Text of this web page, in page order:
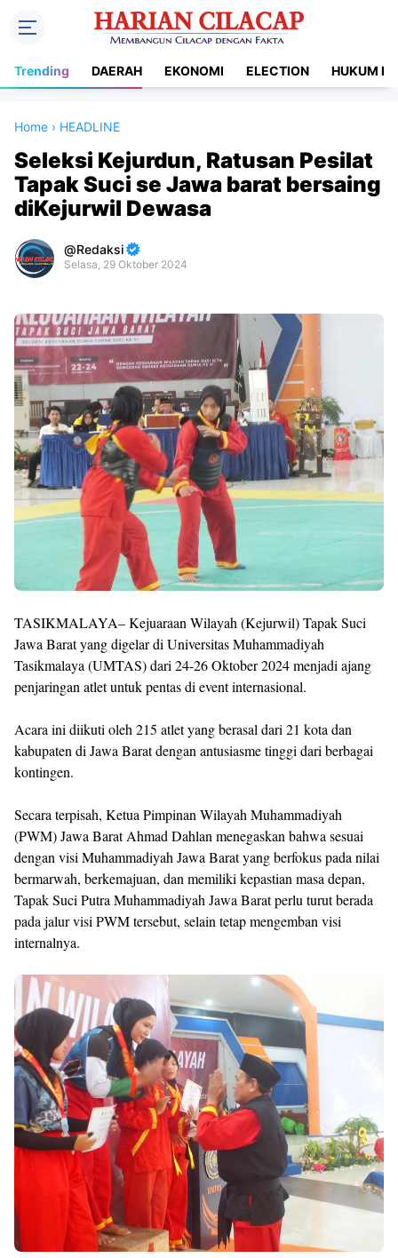
Trending DAERAH EKONOMI ELECTION HUKUM
Home › HEADLINE
Seleksi Kejurdun, Ratusan Pesilat
Tapak Suci se Jawa barat bersaing
diKejurwil Dewasa
Redaksi
Selasa, 29 Oktober 2024
By
Raushan
Design
With
Shroff
Templates
TASIKMALAYA– Kejuaraan Wilayah (Kejurwil) Tapak Suci
Jawa Barat yang digelar di Universitas Muhammadiyah
Tasikmalaya (UMTAS) dari 24-26 Oktober 2024 menjadi ajang
penjaringan atlet untuk pentas di event internasional.
Acara ini diikuti oleh 215 atlet yang berasal dari 21 kota dan
kabupaten di Jawa Barat dengan antusiasme tinggi dari berbagai
kontingen.
Secara terpisah, Ketua Pimpinan Wilayah Muhammadiyah
(PWM) Jawa Barat Ahmad Dahlan menegaskan bahwa sesuai
dengan visi Muhammadiyah Jawa Barat yang berfokus pada nilai
bermarwah, berkemajuan, dan memiliki kepastian masa depan,
Tapak Suci Putra Muhammadiyah Jawa Barat perlu turut berada
pada jalur visi PWM tersebut, selain tetap mengemban visi
internalnya.